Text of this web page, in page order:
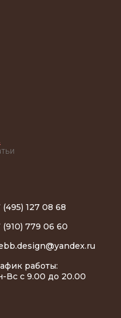
(495) 127 08 68
(910) 779 06 60
работы:
Вс с 9.00 до 20.00